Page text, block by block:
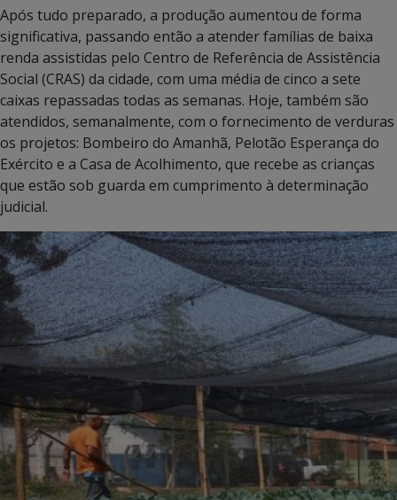
Após tudo preparado, a produção aumentou de forma
significativa, passando então a atender famílias de baixa
renda assistidas pelo Centro de Referência de Assistência
Social (CRAS) da cidade, com uma média de cinco a sete
caixas repassadas todas as semanas. Hoje, também são
atendidos, semanalmente, com o fornecimento de verduras
os projetos: Bombeiro do Amanhã, Pelotão Esperança do
Exército e a Casa de Acolhimento, que recebe as crianças
que estão sob guarda em cumprimento à determinação
judicial.